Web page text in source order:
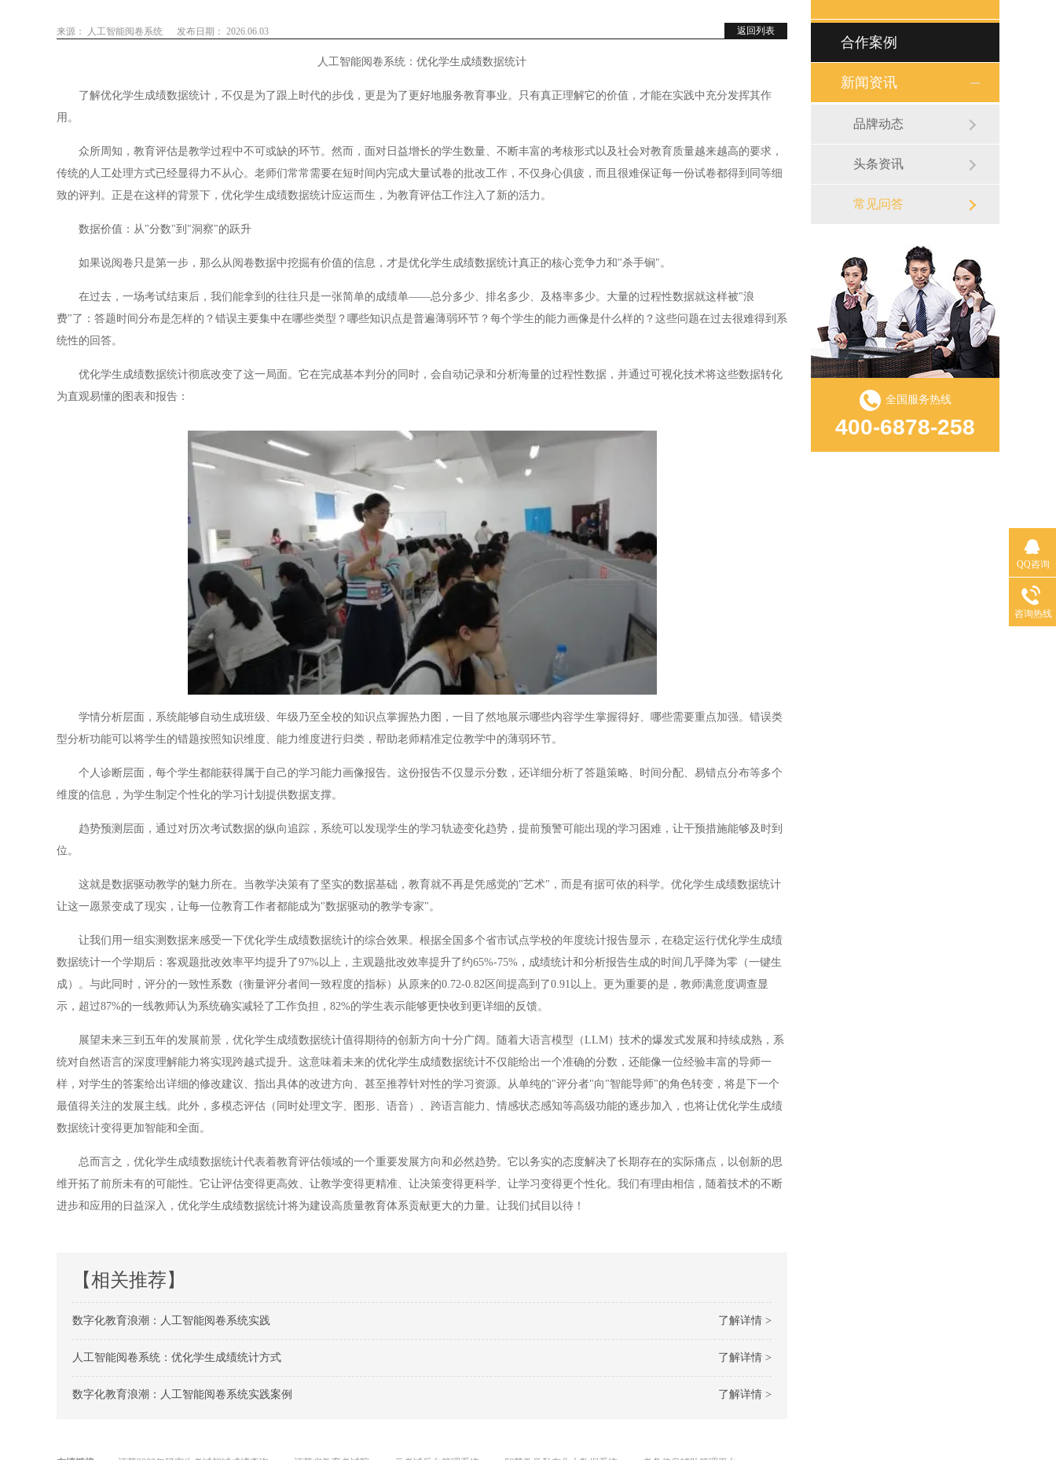
返回列表
来源： 人工智能阅卷系统 发布日期： 2026.06.03
人工智能阅卷系统：优化学生成绩数据统计
了解优化学生成绩数据统计，不仅是为了跟上时代的步伐，更是为了更好地服务教育事业。只有真正理解它的价值，才能在实践中充分发挥其作
用。
众所周知，教育评估是教学过程中不可或缺的环节。然而，面对日益增长的学生数量、不断丰富的考核形式以及社会对教育质量越来越高的要求，
传统的人工处理方式已经显得力不从心。老师们常常需要在短时间内完成大量试卷的批改工作，不仅身心俱疲，而且很难保证每一份试卷都得到同等细
致的评判。正是在这样的背景下，优化学生成绩数据统计应运而生，为教育评估工作注入了新的活力。
数据价值：从"分数"到"洞察"的跃升
如果说阅卷只是第一步，那么从阅卷数据中挖掘有价值的信息，才是优化学生成绩数据统计真正的核心竞争力和"杀手锏"。
在过去，一场考试结束后，我们能拿到的往往只是一张简单的成绩单——总分多少、排名多少、及格率多少。大量的过程性数据就这样被"浪
费"了：答题时间分布是怎样的？错误主要集中在哪些类型？哪些知识点是普遍薄弱环节？每个学生的能力画像是什么样的？这些问题在过去很难得到系
统性的回答。
优化学生成绩数据统计彻底改变了这一局面。它在完成基本判分的同时，会自动记录和分析海量的过程性数据，并通过可视化技术将这些数据转化
为直观易懂的图表和报告：
学情分析层面，系统能够自动生成班级、年级乃至全校的知识点掌握热力图，一目了然地展示哪些内容学生掌握得好、哪些需要重点加强。错误类
型分析功能可以将学生的错题按照知识维度、能力维度进行归类，帮助老师精准定位教学中的薄弱环节。
个人诊断层面，每个学生都能获得属于自己的学习能力画像报告。这份报告不仅显示分数，还详细分析了答题策略、时间分配、易错点分布等多个
维度的信息，为学生制定个性化的学习计划提供数据支撑。
趋势预测层面，通过对历次考试数据的纵向追踪，系统可以发现学生的学习轨迹变化趋势，提前预警可能出现的学习困难，让干预措施能够及时到
位。
这就是数据驱动教学的魅力所在。当教学决策有了坚实的数据基础，教育就不再是凭感觉的"艺术"，而是有据可依的科学。优化学生成绩数据统计
让这一愿景变成了现实，让每一位教育工作者都能成为"数据驱动的教学专家"。
让我们用一组实测数据来感受一下优化学生成绩数据统计的综合效果。根据全国多个省市试点学校的年度统计报告显示，在稳定运行优化学生成绩
数据统计一个学期后：客观题批改效率平均提升了97%以上，主观题批改效率提升了约65%-75%，成绩统计和分析报告生成的时间几乎降为零（一键生
成）。与此同时，评分的一致性系数（衡量评分者间一致程度的指标）从原来的0.72-0.82区间提高到了0.91以上。更为重要的是，教师满意度调查显
示，超过87%的一线教师认为系统确实减轻了工作负担，82%的学生表示能够更快收到更详细的反馈。
展望未来三到五年的发展前景，优化学生成绩数据统计值得期待的创新方向十分广阔。随着大语言模型（LLM）技术的爆发式发展和持续成熟，系
统对自然语言的深度理解能力将实现跨越式提升。这意味着未来的优化学生成绩数据统计不仅能给出一个准确的分数，还能像一位经验丰富的导师一
样，对学生的答案给出详细的修改建议、指出具体的改进方向、甚至推荐针对性的学习资源。从单纯的"评分者"向"智能导师"的角色转变，将是下一个
最值得关注的发展主线。此外，多模态评估（同时处理文字、图形、语音）、跨语言能力、情感状态感知等高级功能的逐步加入，也将让优化学生成绩
数据统计变得更加智能和全面。
总而言之，优化学生成绩数据统计代表着教育评估领域的一个重要发展方向和必然趋势。它以务实的态度解决了长期存在的实际痛点，以创新的思
维开拓了前所未有的可能性。它让评估变得更高效、让教学变得更精准、让决策变得更科学、让学习变得更个性化。我们有理由相信，随着技术的不断
进步和应用的日益深入，优化学生成绩数据统计将为建设高质量教育体系贡献更大的力量。让我们拭目以待！
【相关推荐】
了解详情 >
数字化教育浪潮：人工智能阅卷系统实践
了解详情 >
人工智能阅卷系统：优化学生成绩统计方式
了解详情 >
数字化教育浪潮：人工智能阅卷系统实践案例
合作案例
新闻资讯
品牌动态
头条资讯
常见问答
全国服务热线
400-6878-258
QQ咨询
咨询热线